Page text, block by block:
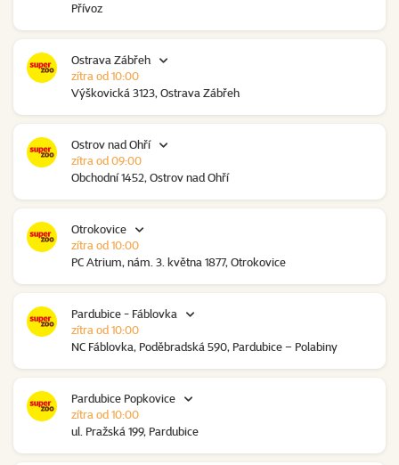
Přívoz
Ostrava Zábřeh
Výškovická 3123, Ostrava Zábřeh
zítra od 10:00
Ostrov nad Ohří
Obchodní 1452, Ostrov nad Ohří
zítra od 09:00
Otrokovice
PC Atrium, nám. 3. května 1877, Otrokovice
zítra od 10:00
Pardubice - Fáblovka
NC Fáblovka, Poděbradská 590, Pardubice – Polabiny
zítra od 10:00
Pardubice Popkovice
ul. Pražská 199, Pardubice
zítra od 10:00